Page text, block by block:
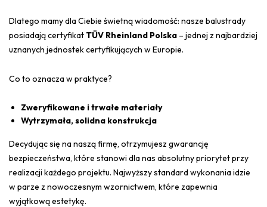
Dlatego mamy dla Ciebie świetną wiadomość: nasze balustrady
posiadają certyfikat TÜV Rheinland Polska – jednej z najbardziej
uznanych jednostek certyfikujących w Europie.
Co to oznacza w praktyce?
Zweryfikowane i trwałe materiały
Wytrzymała, solidna konstrukcja
Decydując się na naszą firmę, otrzymujesz gwarancję
bezpieczeństwa, które stanowi dla nas absolutny priorytet przy
realizacji każdego projektu. Najwyższy standard wykonania idzie
w parze z nowoczesnym wzornictwem, które zapewnia
wyjątkową estetykę.